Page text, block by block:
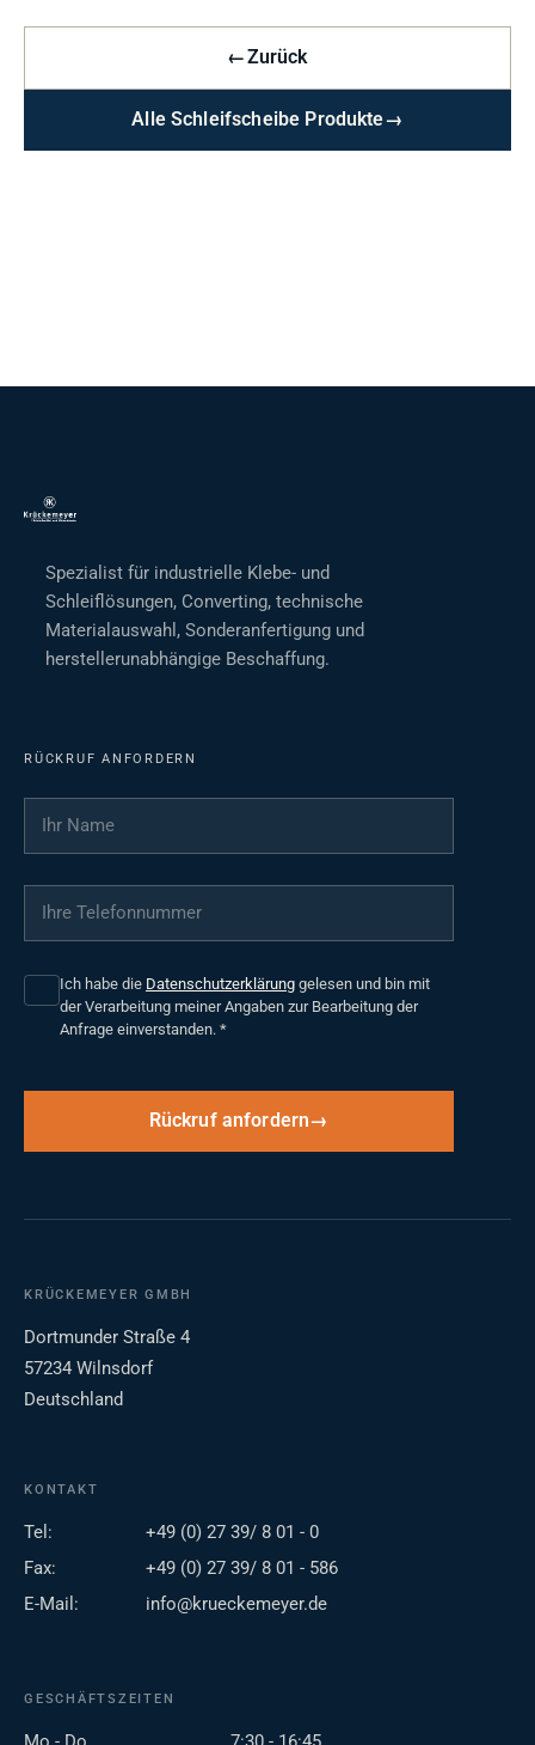
←Zurück
Alle Schleifscheibe Produkte→
Spezialist für industrielle Klebe- und
Schleiflösungen, Converting, technische
Materialauswahl, Sonderanfertigung und
herstellerunabhängige Beschaffung.
RÜCKRUF ANFORDERN
Ihr Name
Ihre Telefonnummer
Ich habe die Datenschutzerklärung gelesen und bin mit
der Verarbeitung meiner Angaben zur Bearbeitung der
Anfrage einverstanden. *
Rückruf anfordern
KRÜCKEMEYER GMBH
Dortmunder Straße 4
57234 Wilnsdorf
Deutschland
KONTAKT
Tel:
+49 (0) 27 39/ 8 01 - 0
Fax:
+49 (0) 27 39/ 8 01 - 586
E-Mail:
info@krueckemeyer.de
GESCHÄFTSZEITEN